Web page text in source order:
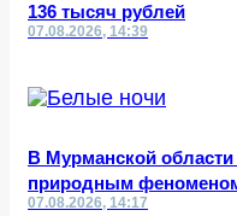
136 тысяч рублей
07.08.2026, 14:39
В Мурманской
природным
07.08.2026, 14:17